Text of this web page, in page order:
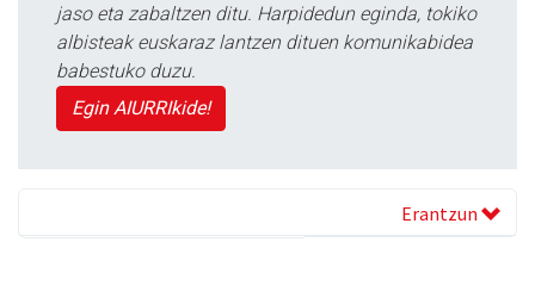
jaso eta zabaltzen ditu. Harpidedun eginda, tokiko
albisteak euskaraz lantzen dituen komunikabidea
babestuko duzu.
Egin AIURRIkide!
Erantzun